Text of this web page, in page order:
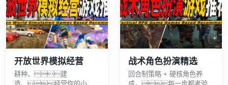
开放世界模拟经营
耕种、建
战术角色扮演精选
回合制策略 + 硬核角色养